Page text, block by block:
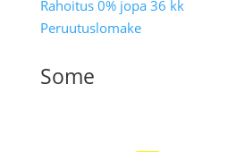
Rahoitus 0% jopa 36 kk
Peruutuslomake
Some